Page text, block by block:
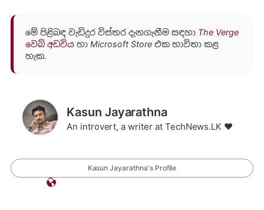
මේ පිළිබඳ වැඩිදුර විස්තර දැනගැනීම සඳහා The Verge
වෙබ් අඩවියහා Microsoft Store එක භාවිතා කළ
හැක.
Kasun Jayarathna
An introvert, a writer at TechNews.LK ❤️
Kasun Jayarathna's Profile